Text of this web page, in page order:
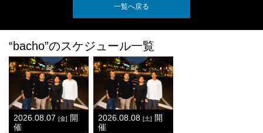
一覧へ戻る
“bacho”のスケジュール一覧
2026.08.07 [金] 開
催
2026.08.08 [土] 開
催